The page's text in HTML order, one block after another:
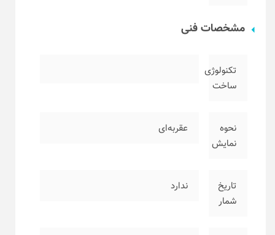
مشخصات فنی
تکنولوژی
ساخت
نحوه
نمایش
عقربه‌ای
تاریخ
شمار
ندارد